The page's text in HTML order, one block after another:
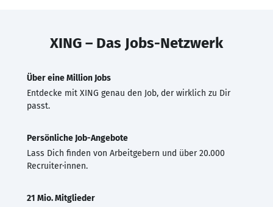
XING – Das Jobs-Netzwerk
Über eine Million Jobs
Entdecke mit XING genau den Job, der wirklich zu Dir
passt.
Persönliche Job-Angebote
Lass Dich finden von Arbeitgebern und über 20.000
Recruiter·innen.
21 Mio. Mitglieder